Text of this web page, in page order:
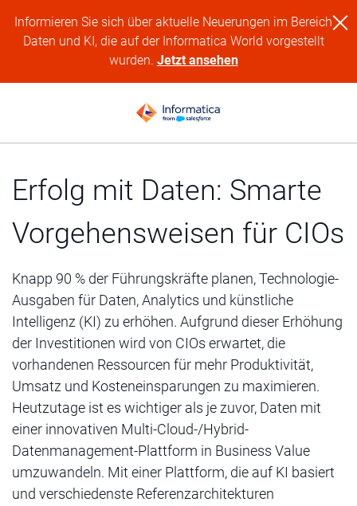
Informieren Sie sich über aktuelle Neuerungen im Bereich
Daten und KI, die auf der Informatica World vorgestellt
wurden. Jetzt ansehen
Erfolg mit Daten: Smarte
Vorgehensweisen für CIOs
Knapp 90 % der Führungskräfte planen, Technologie-
Ausgaben für Daten, Analytics und künstliche
Intelligenz (KI) zu erhöhen. Aufgrund dieser Erhöhung
der Investitionen wird von CIOs erwartet, die
vorhandenen Ressourcen für mehr Produktivität,
Umsatz und Kosteneinsparungen zu maximieren.
Heutzutage ist es wichtiger als je zuvor, Daten mit
einer innovativen Multi-Cloud-/Hybrid-
Datenmanagement-Plattform in Business Value
umzuwandeln. Mit einer Plattform, die auf KI basiert
und verschiedenste Referenzarchitekturen